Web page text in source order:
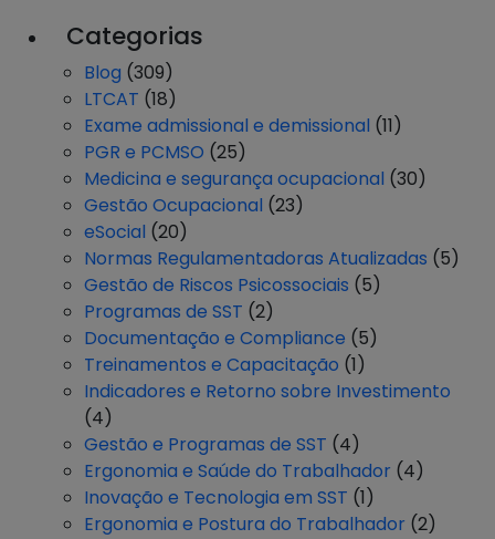
Categorias
Blog (309)
LTCAT (18)
Exame admissional e demissional (11)
PGR e PCMSO (25)
Medicina e segurança ocupacional (30)
Gestão Ocupacional (23)
eSocial (20)
Normas Regulamentadoras Atualizadas (5)
Gestão de Riscos Psicossociais (5)
Programas de SST (2)
Documentação e Compliance (5)
Treinamentos e Capacitação (1)
Indicadores e Retorno sobre Investimento
(4)
Gestão e Programas de SST (4)
Ergonomia e Saúde do Trabalhador (4)
Inovação e Tecnologia em SST (1)
Ergonomia e Postura do Trabalhador (2)